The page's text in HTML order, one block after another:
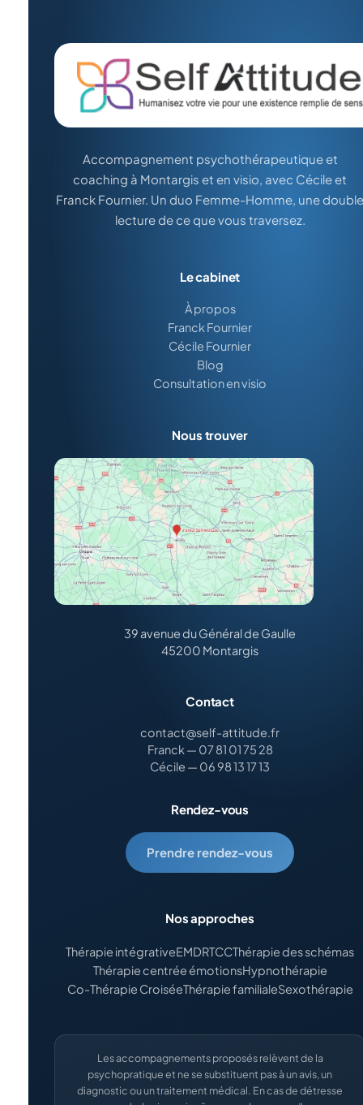
Accompagnement psychothérapeutique et
coaching à Montargis et en visio, avec Cécile et
Franck Fournier. Un duo Femme-Homme, une double
lecture de ce que vous traversez.
Le cabinet
À propos
Franck Fournier
Cécile Fournier
Blog
Consultation en visio
Nous trouver
39 avenue du Général de Gaulle
45200 Montargis
Contact
contact@self-attitude.fr
Franck — 07 81 01 75 28
Cécile — 06 98 13 17 13
Rendez-vous
Prendre rendez-vous
Nos approches
Thérapie intégrativeEMDRTCCThérapie des schémas
Thérapie centrée émotionsHypnothérapie
Co-Thérapie CroiséeThérapie familialeSexothérapie
Les accompagnements proposés relèvent de la
psychopratique et ne se substituent pas à un avis, un
diagnostic ou un traitement médical. En cas de détresse